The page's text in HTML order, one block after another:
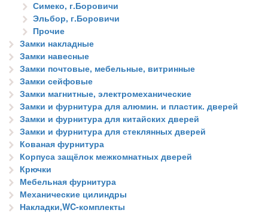
Симеко, г.Боровичи
Эльбор, г.Боровичи
Прочие
Замки накладные
Замки навесные
Замки почтовые, мебельные, витринные
Замки сейфовые
Замки магнитные, электромеханические
Замки и фурнитура для алюмин. и пластик. дверей
Замки и фурнитура для китайских дверей
Замки и фурнитура для стеклянных дверей
Кованая фурнитура
Корпуса защёлок межкомнатных дверей
Крючки
Мебельная фурнитура
Механические цилиндры
Накладки,WC-комплекты